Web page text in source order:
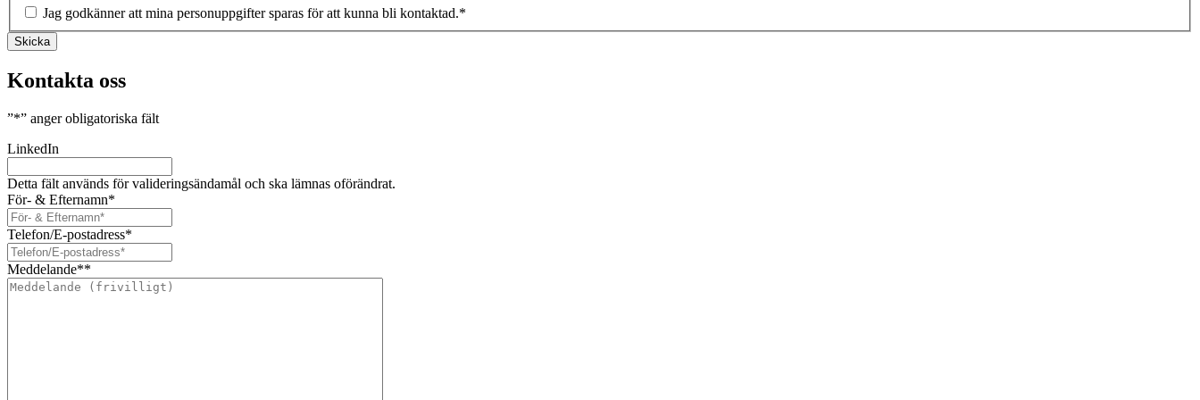
Jag godkänner att mina personuppgifter sparas för att kunna bli kontaktad.*
Skicka
Kontakta oss
”*” anger obligatoriska fält
LinkedIn
Detta fält används för valideringsändamål och ska lämnas oförändrat.
För- & Efternamn*
Telefon/E-postadress*
Meddelande**